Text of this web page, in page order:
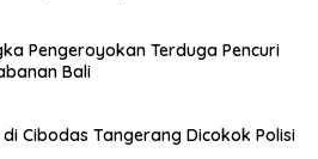
Pengeroyokan Terduga Pencuri
Bali
Cibodas Tangerang Dicokok Polisi